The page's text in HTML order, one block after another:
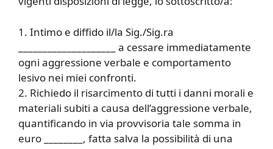
1. Intimo e diffido il/la Sig./Sig.ra
____________________ a cessare immediatamente
ogni aggressione verbale e comportamento
lesivo nei miei confronti.
2. Richiedo il risarcimento di tutti i danni morali e
materiali subiti a causa dell’aggressione verbale,
quantificando in via provvisoria tale somma in
euro ________, fatta salva la possibilità di una